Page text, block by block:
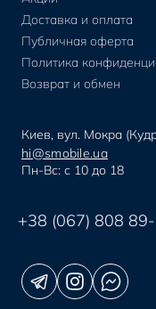
Доставка и оплата
Публичная оферта
Политика
Возврат и обмен
Киев, вул. Мокра
hi@smobile.ua
Пн-Вс: с 10 до 18
+38 (067) 808